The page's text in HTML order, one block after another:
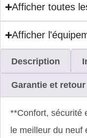
Afficher toutes
Afficher
Description
Garantie et retour
**Confort, sécurité
le meilleur du neuf